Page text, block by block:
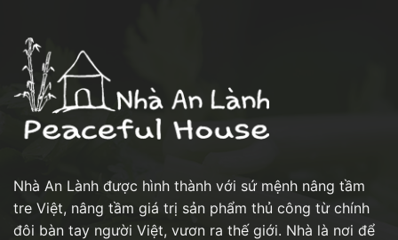
Nhà An Lành được hình thành với sứ mệnh nâng tầm
tre Việt, nâng tầm giá trị sản phẩm thủ công từ chính
đôi bàn tay người Việt, vươn ra thế giới. Nhà là nơi để